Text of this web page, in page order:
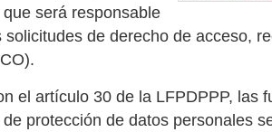
será responsable
solicitudes de derecho de acceso,
el artículo 30 de la LFPDPPP, las
protección de datos personales